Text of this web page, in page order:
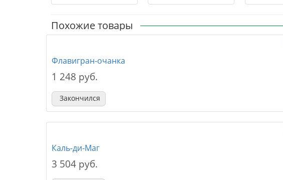
Похожие товары
Флавигран-очанка
1 248 руб.
Закончился
Каль-ди-Маг
3 504 руб.